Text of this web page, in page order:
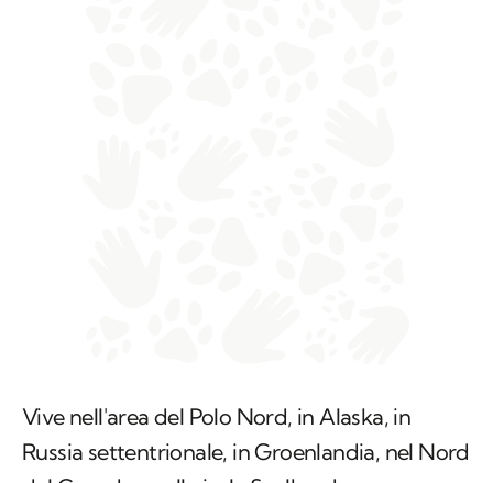
Vive nell'area del Polo Nord, in Alaska, in
Russia settentrionale, in Groenlandia, nel Nord